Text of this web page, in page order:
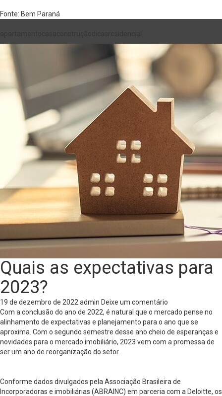
Fonte: Bem Paraná
Quais as expectativas para
2023?
19 de dezembro de 2022 admin Deixe um comentário
Com a conclusão do ano de 2022, é natural que o mercado pense no
alinhamento de expectativas e planejamento para o ano que se
aproxima. Com o segundo semestre desse ano cheio de esperanças e
novidades para o mercado imobiliário, 2023 vem com a promessa de
ser um ano de reorganização do setor.
Conforme dados divulgados pela Associação Brasileira de
Incorporadoras e imobiliárias (ABRAINC) em parceria com a Deloitte, os